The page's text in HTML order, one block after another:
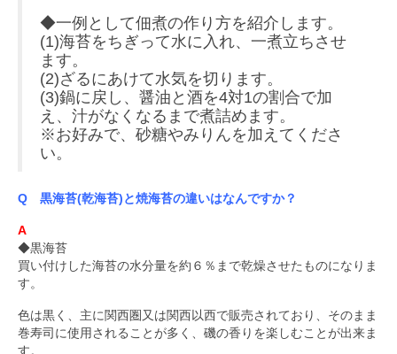
◆一例として佃煮の作り方を紹介します。
(1)海苔をちぎって水に入れ、一煮立ちさせ
ます。
(2)ざるにあけて水気を切ります。
(3)鍋に戻し、醤油と酒を4対1の割合で加
え、汁がなくなるまで煮詰めます。
※お好みで、砂糖やみりんを加えてくださ
い。
Q 黒海苔(乾海苔)と焼海苔の違いはなんですか？
A
◆黒海苔
買い付けした海苔の水分量を約６％まで乾燥させたものになりま
す。
色は黒く、主に関西圏又は関西以西で販売されており、そのまま
巻寿司に使用されることが多く、磯の香りを楽しむことが出来ま
す。